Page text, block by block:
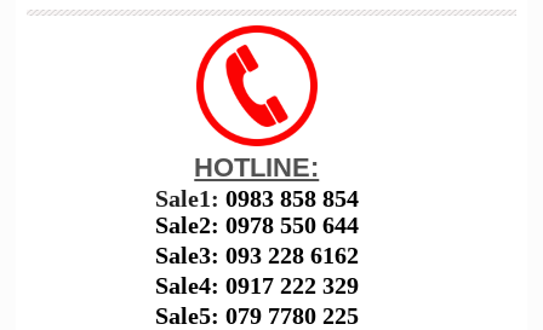
HOTLINE:
Sale1: 0983 858 854
Sale2: 0978 550 644
Sale3: 093 228 6162
Sale4: 0917 222 329
Sale5: 079 7780 225